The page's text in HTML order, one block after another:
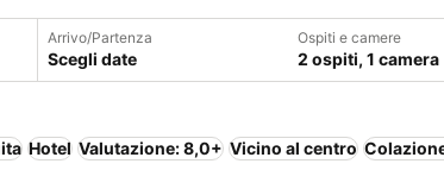
Arrivo/Partenza
Scegli date
Ospiti e camere
2 ospiti, 1 camera
Hotel Valutazione: 8,0+ Vicino al centro